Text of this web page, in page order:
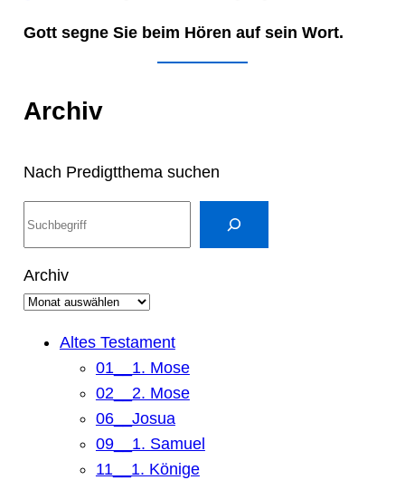
Gott segne Sie beim Hören auf sein Wort.
Archiv
Nach Predigtthema suchen
h
e
Archiv
Altes Testament
01__1. Mose
02__2. Mose
06__Josua
09__1. Samuel
11__1. Könige